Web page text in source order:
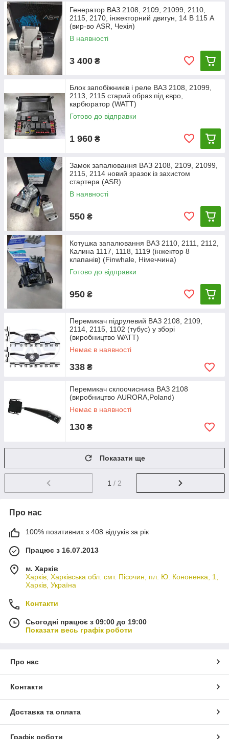
Генератор ВАЗ 2108, 2109, 21099, 2110,
2115, 2170, інжекторний двигун, 14 В 115 А
(вир-во ASR, Чехія)
В наявності
3 400 ₴
Блок запобіжників і реле ВАЗ 2108, 21099,
2113, 2115 старий образ під євро,
карбюратор (WATT)
Готово до відправки
1 960 ₴
Замок запалювання ВАЗ 2108, 2109, 21099,
2115, 2114 новий зразок із захистом
стартера (ASR)
В наявності
550 ₴
Котушка запалювання ВАЗ 2110, 2111, 2112,
Калина 1117, 1118, 1119 (інжектор 8
клапанів) (Finwhale, Німеччина)
Готово до відправки
950 ₴
Перемикач підрулевий ВАЗ 2108, 2109,
2114, 2115, 1102 (тубус) у зборі
(виробництво WATT)
Немає в наявності
338 ₴
Перемикач склоочисника ВАЗ 2108
(виробництво AURORA,Poland)
Немає в наявності
130 ₴
Показати ще
1 / 2
Про нас
100% позитивних з 408 відгуків за рік
Працює з 16.07.2013
м. Харків
Харків, Харківська обл. смт. Пісочин, пл. Ю. Кононенка, 1,
Харків, Україна
Контакти
Сьогодні працює з 09:00 до 19:00
Показати весь графік роботи
Про нас
Контакти
Доставка та оплата
Графік роботи